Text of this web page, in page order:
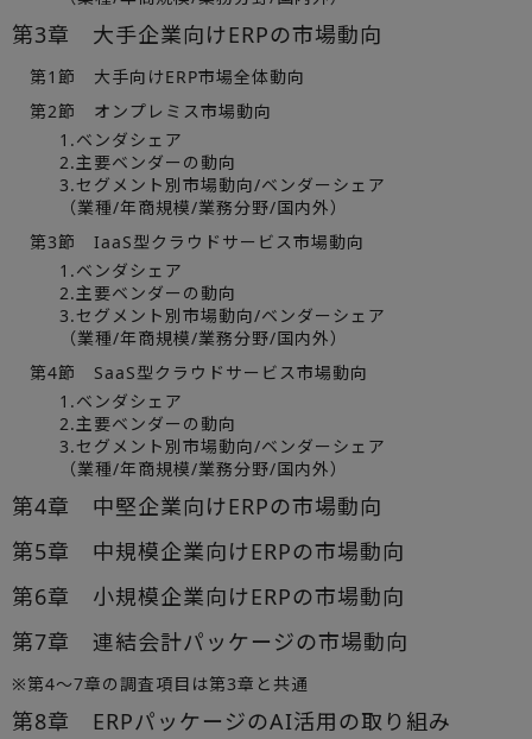
第3章 大手企業向けERPの市場動向
第1節 大手向けERP市場全体動向
第2節 オンプレミス市場動向
1.ベンダシェア
2.主要ベンダーの動向
3.セグメント別市場動向/ベンダーシェア
（業種/年商規模/業務分野/国内外）
第3節 IaaS型クラウドサービス市場動向
1.ベンダシェア
2.主要ベンダーの動向
3.セグメント別市場動向/ベンダーシェア
（業種/年商規模/業務分野/国内外）
第4節 SaaS型クラウドサービス市場動向
1.ベンダシェア
2.主要ベンダーの動向
3.セグメント別市場動向/ベンダーシェア
（業種/年商規模/業務分野/国内外）
第4章 中堅企業向けERPの市場動向
第5章 中規模企業向けERPの市場動向
第6章 小規模企業向けERPの市場動向
第7章 連結会計パッケージの市場動向
※第4～7章の調査項目は第3章と共通
第8章 ERPパッケージのAI活用の取り組み